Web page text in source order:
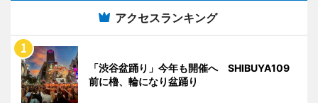
アクセスランキング
「渋谷盆踊り」今年も開催へ SHIBUYA109
前に櫓、輪になり盆踊り